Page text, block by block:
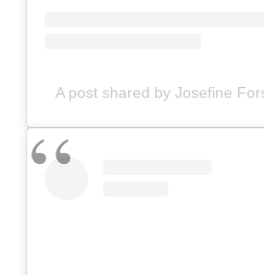
A post shared by Josefine